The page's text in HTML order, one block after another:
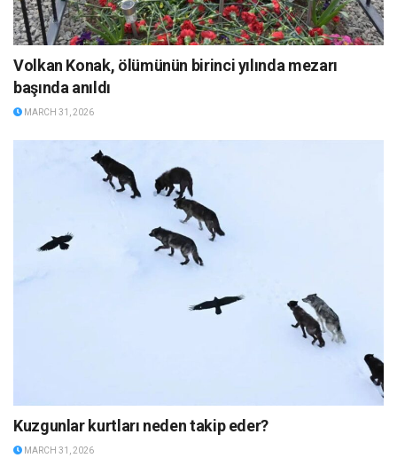
Volkan Konak, ölümünün birinci yılında mezarı
başında anıldı
MARCH 31, 2026
Kuzgunlar kurtları neden takip eder?
MARCH 31, 2026